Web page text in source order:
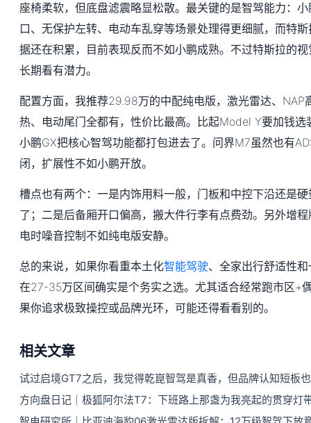
座椅柔软，但底盘滤震略显松散。最关键的是智驾能力：
口、无保护左转、电动车乱穿等场景处理得更细腻，而特斯
据还在积累，目前表现反而不如小鹏成熟。不过特斯拉的
长期看有潜力。
配置方面，我推荐29.98万的中配纯电版，激光雷达、NAP
热、电动尾门全都有，性价比最高。比起Model Y要加钱选
小鹏GX把核心智驾功能都打包进去了。问界M7虽然也有
闭，扩展性不如小鹏开放。
槽点也有两个：一是内饰用料一般，门板和中控下沿还是
了；二是后备厢开口偏高，搬大件行李有点费劲。另外增
电时噪音控制不如纯电版安静。
总的来说，如果你看重本土化智能驾驶、全家出行舒适性
在27-35万区间确实是个务实之选。尤其适合经常跑市区+
果你追求极致操控或品牌光环，可能还得看看别的。
相关文章
试过启境GT7之后，我觉得乾崑智驾是真香，但品牌认知短板
方向盘日记｜极狐阿尔法T7：下班路上那盏为我亮起的贯穿灯